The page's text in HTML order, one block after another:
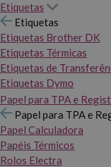
Etiquetas
Etiquetas
Etiquetas Brother DK
Etiquetas Térmicas
Etiquetas de
Etiquetas Dymo
Papel para TPA e
Papel para TPA e
Papel Calculadora
Papéis Térmicos
Rolos Electra